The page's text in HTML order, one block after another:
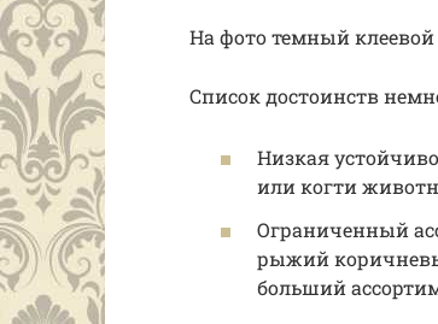
На фото темный
Список достоинств
Низкая
или когти
Ограниченный
рыжий
больший